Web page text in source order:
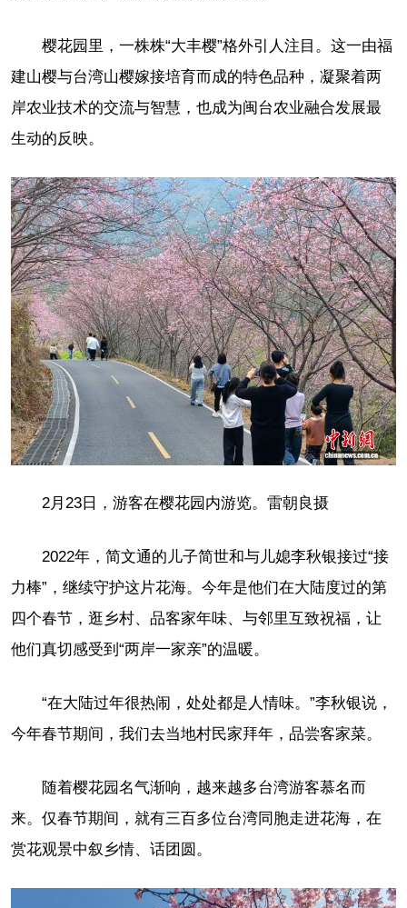
樱花园里，一株株“大丰樱”格外引人注目。这一由福
建山樱与台湾山樱嫁接培育而成的特色品种，凝聚着两
岸农业技术的交流与智慧，也成为闽台农业融合发展最
生动的反映。
2月23日，游客在樱花园内游览。雷朝良摄
2022年，简文通的儿子简世和与儿媳李秋银接过“接
力棒”，继续守护这片花海。今年是他们在大陆度过的第
四个春节，逛乡村、品客家年味、与邻里互致祝福，让
他们真切感受到“两岸一家亲”的温暖。
“在大陆过年很热闹，处处都是人情味。”李秋银说，
今年春节期间，我们去当地村民家拜年，品尝客家菜。
随着樱花园名气渐响，越来越多台湾游客慕名而
来。仅春节期间，就有三百多位台湾同胞走进花海，在
赏花观景中叙乡情、话团圆。